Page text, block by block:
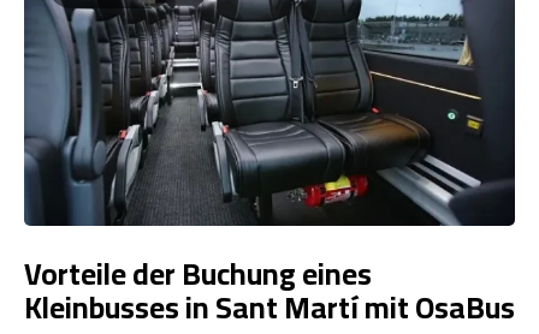
Vorteile der Buchung eines
Kleinbusses in Sant Martí mit OsaBus